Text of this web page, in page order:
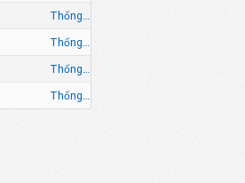
Thống kê
Thống kê
Thống kê
Thống kê